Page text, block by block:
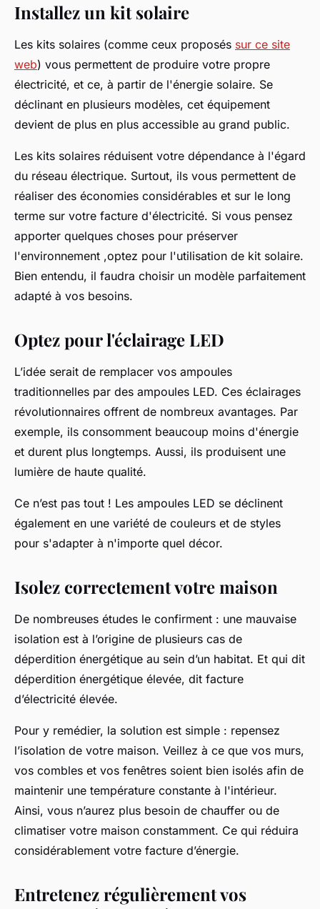
Installez un kit solaire
Les kits solaires (comme ceux proposés sur ce site
web) vous permettent de produire votre propre
électricité, et ce, à partir de l'énergie solaire. Se
déclinant en plusieurs modèles, cet équipement
devient de plus en plus accessible au grand public.
Les kits solaires réduisent votre dépendance à l'égard
du réseau électrique. Surtout, ils vous permettent de
réaliser des économies considérables et sur le long
terme sur votre facture d'électricité. Si vous pensez
apporter quelques choses pour préserver
l'environnement ,optez pour l'utilisation de kit solaire.
Bien entendu, il faudra choisir un modèle parfaitement
adapté à vos besoins.
Optez pour l'éclairage LED
L’idée serait de remplacer vos ampoules
traditionnelles par des ampoules LED. Ces éclairages
révolutionnaires offrent de nombreux avantages. Par
exemple, ils consomment beaucoup moins d'énergie
et durent plus longtemps. Aussi, ils produisent une
lumière de haute qualité.
Ce n’est pas tout ! Les ampoules LED se déclinent
également en une variété de couleurs et de styles
pour s'adapter à n'importe quel décor.
Isolez correctement votre maison
De nombreuses études le confirment : une mauvaise
isolation est à l’origine de plusieurs cas de
déperdition énergétique au sein d’un habitat. Et qui dit
déperdition énergétique élevée, dit facture
d’électricité élevée.
Pour y remédier, la solution est simple : repensez
l’isolation de votre maison. Veillez à ce que vos murs,
vos combles et vos fenêtres soient bien isolés afin de
maintenir une température constante à l'intérieur.
Ainsi, vous n’aurez plus besoin de chauffer ou de
climatiser votre maison constamment. Ce qui réduira
considérablement votre facture d’énergie.
Entretenez régulièrement vos